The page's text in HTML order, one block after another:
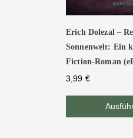
Erich Dolezal –
Sonnenwelt: Ein
Fiction-Roman
3,99 €